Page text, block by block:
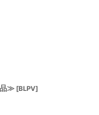
品≫ [BLPV]